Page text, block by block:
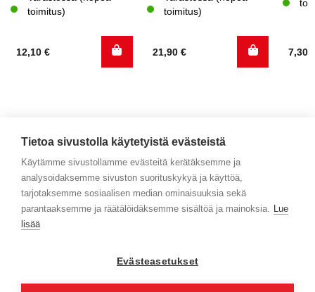
toimitus)
12,10 €
toimitus)
21,90 € 7,30
Yhteystiedot
Selaa tuotteita
Maksa turvallisesti
Tietoa sivustolla käytetyistä evästeistä
Käytämme sivustollamme evästeitä kerätäksemme ja
analysoidaksemme sivuston suorituskykyä ja käyttöä,
tarjotaksemme sosiaalisen median ominaisuuksia sekä
parantaaksemme ja räätälöidäksemme sisältöä ja mainoksia. Lue
lisää
Evästeasetukset